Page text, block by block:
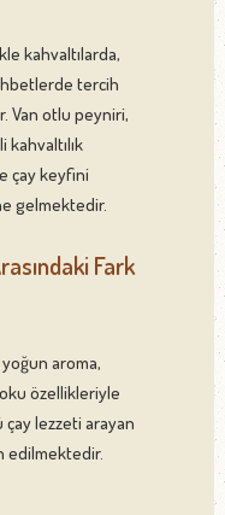
kahvaltılarda,
tercih
Van otlu peyniri,
kahvaltılık
çay keyfini
gelmektedir.
Fark
aroma,
özellikleriyle
çay lezzeti arayan
edilmektedir.